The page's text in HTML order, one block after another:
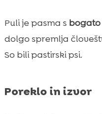
Puli je pasma s
dolgo spremlja
So bili pastirski psi.
Poreklo in izvor